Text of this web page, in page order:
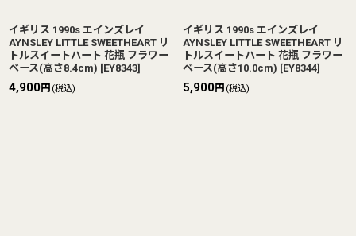
イギリス 1990s エインズレイ
AYNSLEY LITTLE SWEETHEART リ
トルスイートハート 花瓶 フラワー
ベース(高さ8.4cm) [EY8343]
4,900円 (税込)
イギリス 1990s エインズレイ
AYNSLEY LITTLE SWEETHEART リ
トルスイートハート 花瓶 フラワー
ベース(高さ10.0cm) [EY8344]
5,900円 (税込)